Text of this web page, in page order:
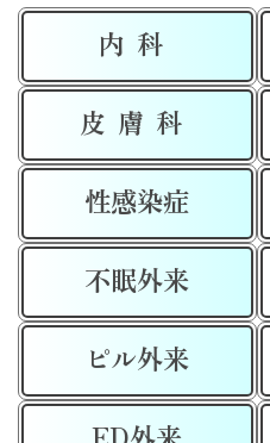
内科
皮膚科
性感染症
不眠外来
ピル外来